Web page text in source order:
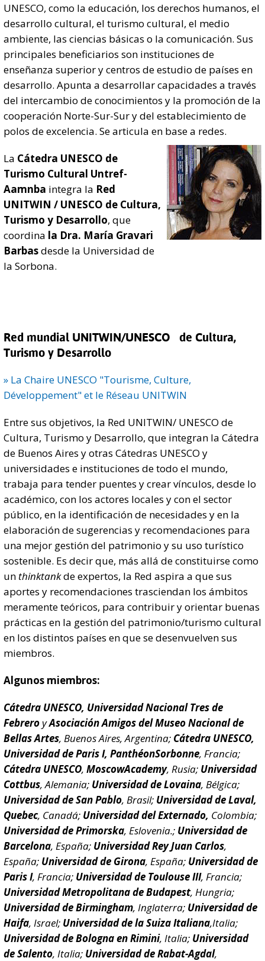
UNESCO, como la educación, los derechos humanos, el
desarrollo cultural, el turismo cultural, el medio
ambiente, las ciencias básicas o la comunicación. Sus
principales beneficiarios son instituciones de
enseñanza superior y centros de estudio de países en
desarrollo. Apunta a desarrollar capacidades a través
del intercambio de conocimientos y la promoción de la
cooperación Norte-Sur-Sur y del establecimiento de
polos de excelencia. Se articula en base a redes.
La Cátedra UNESCO de
Turismo Cultural Untref-
Aamnba integra la Red
UNITWIN / UNESCO de Cultura,
Turismo y Desarrollo, que
coordina la Dra. María Gravari
Barbasdesde la Universidad de
la Sorbona.
Red mundial UNITWIN/UNESCO de Cultura,
Turismo y Desarrollo
» La Chaire UNESCO "Tourisme, Culture,
Développement" et le Réseau UNITWIN
Entre sus objetivos, la Red UNITWIN/ UNESCO de
Cultura, Turismo y Desarrollo, que integran la Cátedra
de Buenos Aires y otras Cátedras UNESCO y
universidades e instituciones de todo el mundo,
trabaja para tender puentes y crear vínculos, desde lo
académico, con los actores locales y con el sector
público, en la identificación de necesidades y en la
elaboración de sugerencias y recomendaciones para
una mejor gestión del patrimonio y su uso turístico
sostenible. Es decir que, más allá de constituirse como
un thinktankde expertos, la Red aspira a que sus
aportes y recomendaciones trasciendan los ámbitos
meramente teóricos, para contribuir y orientar buenas
prácticas en la gestión del patrimonio/turismo cultural
en los distintos países en que se desenvuelven sus
miembros.
Algunos miembros:
Cátedra UNESCO, Universidad Nacional Tres de
FebreroyAsociación Amigos del Museo Nacional de
Bellas Artes, Buenos Aires, Argentina; Cátedra UNESCO,
Universidad de Paris I, PanthéonSorbonne, Francia;
Cátedra UNESCO, MoscowAcademy, Rusia; Universidad
Cottbus, Alemania; Universidad de Lovaina, Bélgica;
Universidad de San Pablo, Brasil; Universidad de Laval,
Quebec, Canadá; Universidad del Externado, Colombia;
Universidad de Primorska, Eslovenia.; Universidad de
Barcelona, España; Universidad Rey Juan Carlos,
España; Universidad de Girona, España; Universidad de
Paris I, Francia; Universidad de Toulouse III, Francia;
Universidad Metropolitana de Budapest, Hungria;
Universidad de Birmingham, Inglaterra; Universidad de
Haifa, Israel; Universidad de la Suiza Italiana,Italia;
Universidad de Bologna en Rimini, Italia; Universidad
de Salento, Italia; Universidad de Rabat-Agdal,